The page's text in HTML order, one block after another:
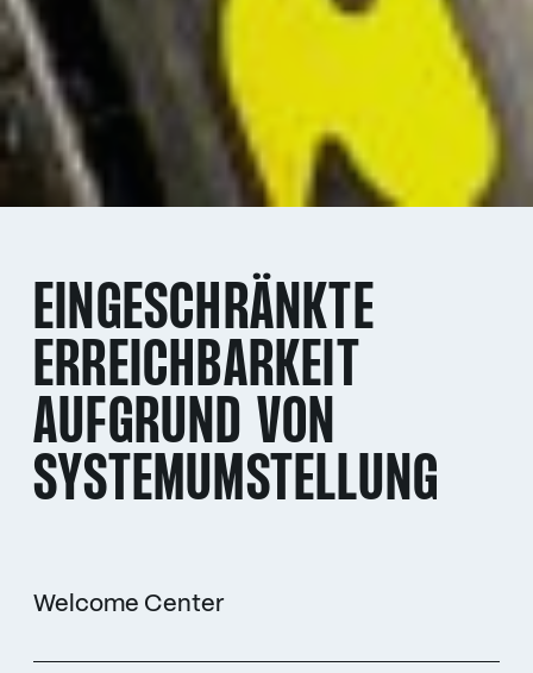
EINGESCHRÄNKTE
ERREICHBARKEIT
AUFGRUND VON
SYSTEMUMSTELLUNG
Welcome Center